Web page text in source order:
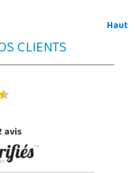
Haut
CLIENTS
avis